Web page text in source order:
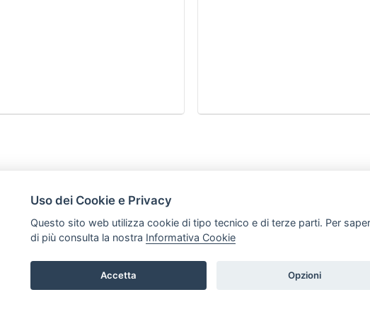
P.iva: 03339470605
ARTICOLI
Uso dei Cookie e Privacy
Questo sito web utilizza cookie di tipo tecnico e di terze parti. Per
di più consulta la nostra Informativa Cookie
Accetta Opzioni